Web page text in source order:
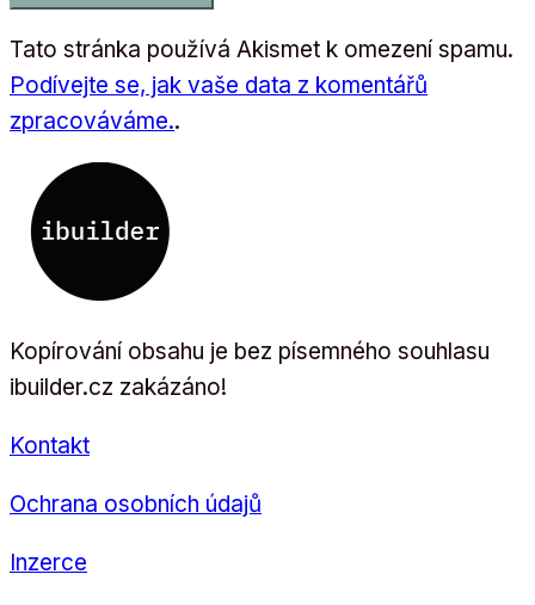
Tato stránka používá Akismet k omezení spamu.
Podívejte se, jak vaše data z komentářů
zpracováváme..
Kopírování obsahu je bez písemného souhlasu
ibuilder.cz zakázáno!
Kontakt
Ochrana osobních údajů
Inzerce